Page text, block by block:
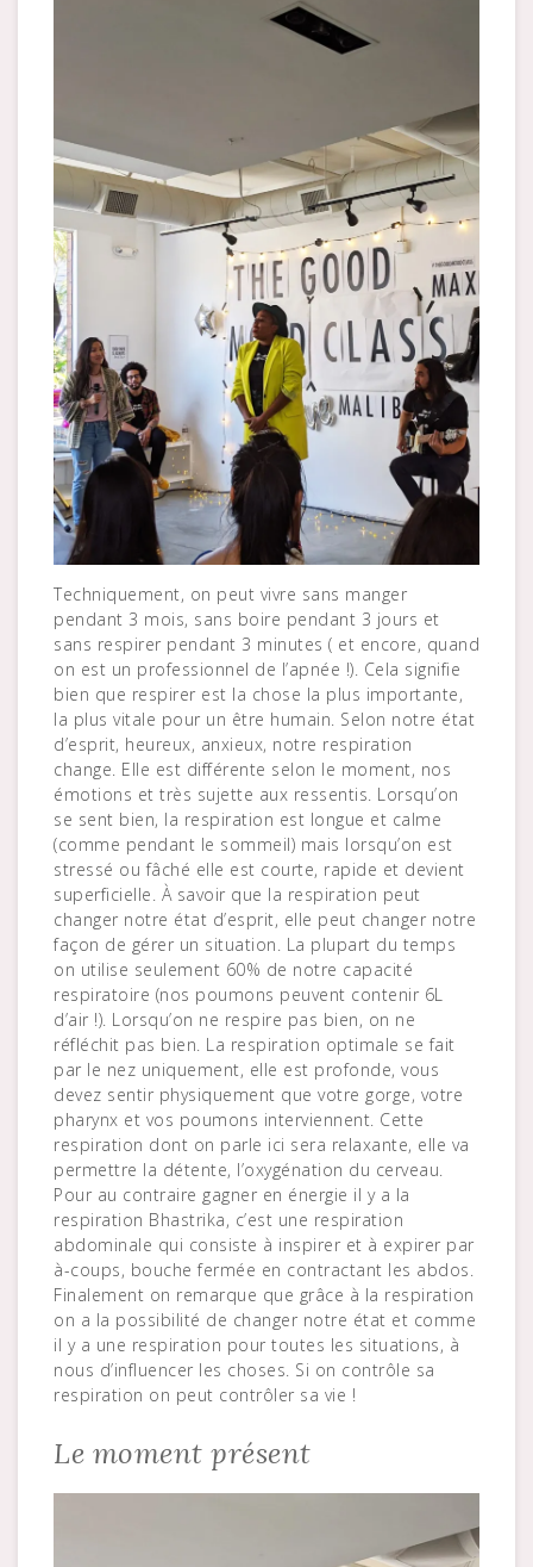
Techniquement, on peut vivre sans manger
pendant 3 mois, sans boire pendant 3 jours et
sans respirer pendant 3 minutes ( et encore, quand
on est un professionnel de l’apnée !). Cela signifie
bien que respirer est la chose la plus importante,
la plus vitale pour un être humain. Selon notre état
d’esprit, heureux, anxieux, notre respiration
change. Elle est différente selon le moment, nos
émotions et très sujette aux ressentis. Lorsqu’on
se sent bien, la respiration est longue et calme
(comme pendant le sommeil) mais lorsqu’on est
stressé ou fâché elle est courte, rapide et devient
superficielle. À savoir que la respiration peut
changer notre état d’esprit, elle peut changer notre
façon de gérer un situation. La plupart du temps
on utilise seulement 60% de notre capacité
respiratoire (nos poumons peuvent contenir 6L
d’air !). Lorsqu’on ne respire pas bien, on ne
réfléchit pas bien. La respiration optimale se fait
par le nez uniquement, elle est profonde, vous
devez sentir physiquement que votre gorge, votre
pharynx et vos poumons interviennent. Cette
respiration dont on parle ici sera relaxante, elle va
permettre la détente, l’oxygénation du cerveau.
Pour au contraire gagner en énergie il y a la
respiration Bhastrika, c’est une respiration
abdominale qui consiste à inspirer et à expirer par
à-coups, bouche fermée en contractant les abdos.
Finalement on remarque que grâce à la respiration
on a la possibilité de changer notre état et comme
il y a une respiration pour toutes les situations, à
nous d’influencer les choses. Si on contrôle sa
respiration on peut contrôler sa vie !
Le moment présent